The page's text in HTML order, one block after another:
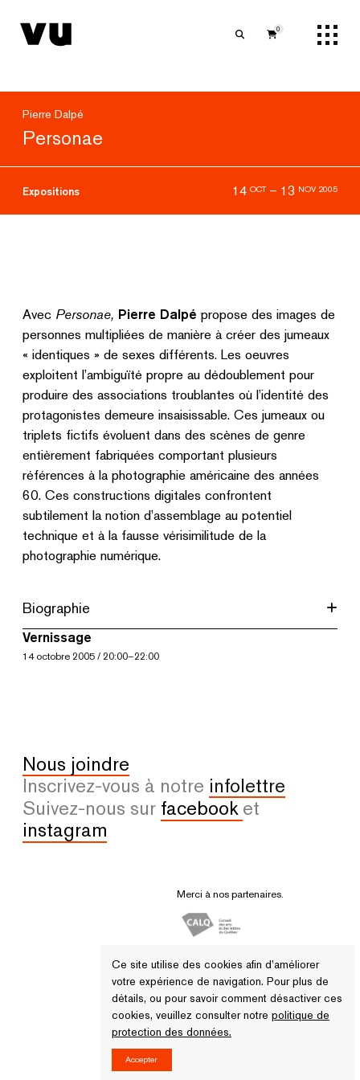
0
Pierre Dalpé
Personae
Expositions 14 OCT – 13 NOV 2005
Avec Personae, Pierre Dalpé propose des images de
personnes multipliées de manière à créer des jumeaux
« identiques » de sexes différents. Les oeuvres
exploitent l’ambiguïté propre au dédoublement pour
produire des associations troublantes où l’identité des
protagonistes demeure insaisissable. Ces jumeaux ou
triplets fictifs évoluent dans des scènes de genre
entièrement fabriquées comportant plusieurs
références à la photographie américaine des années
60. Ces constructions digitales confrontent
subtilement la notion d’assemblage au potentiel
technique et à la fausse vérisimilitude de la
photographie numérique.
Biographie
Vernissage
14 octobre 2005 / 20:00–22:00
Nous joindre
Inscrivez-vous à notre infolettre
Suivez-nous sur facebook et
instagram
Merci à nos partenaires.
Ce site utilise des cookies afin d’améliorer
votre expérience de navigation. Pour plus de
détails, ou pour savoir comment désactiver ces
cookies, veuillez consulter notre politique de
protection des données.
Accepter